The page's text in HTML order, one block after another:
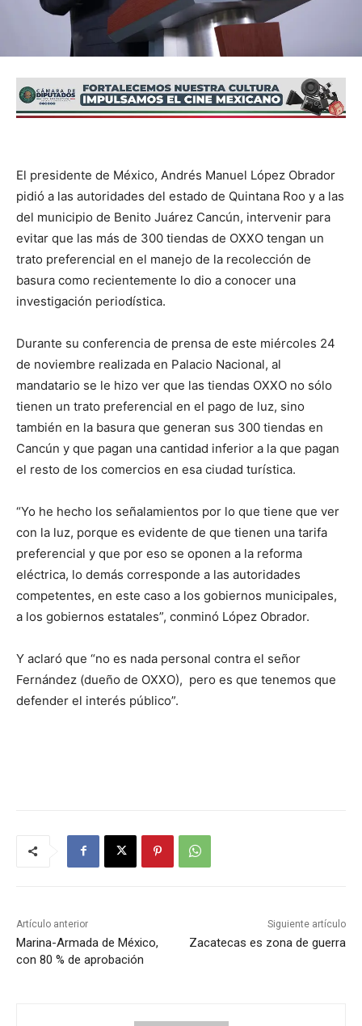
El presidente de México, Andrés Manuel López Obrador
pidió a las autoridades del estado de Quintana Roo y a las
del municipio de Benito Juárez Cancún, intervenir para
evitar que las más de 300 tiendas de OXXO tengan un
trato preferencial en el manejo de la recolección de
basura como recientemente lo dio a conocer una
investigación periodística.
Durante su conferencia de prensa de este miércoles 24
de noviembre realizada en Palacio Nacional, al
mandatario se le hizo ver que las tiendas OXXO no sólo
tienen un trato preferencial en el pago de luz, sino
también en la basura que generan sus 300 tiendas en
Cancún y que pagan una cantidad inferior a la que pagan
el resto de los comercios en esa ciudad turística.
“Yo he hecho los señalamientos por lo que tiene que ver
con la luz, porque es evidente de que tienen una tarifa
preferencial y que por eso se oponen a la reforma
eléctrica, lo demás corresponde a las autoridades
competentes, en este caso a los gobiernos municipales,
a los gobiernos estatales”, conminó López Obrador.
Y aclaró que “no es nada personal contra el señor
Fernández (dueño de OXXO), pero es que tenemos que
defender el interés público”.
Artículo anterior
Marina-Armada de México,
con 80 % de aprobación
Siguiente artículo
Zacatecas es zona de guerra